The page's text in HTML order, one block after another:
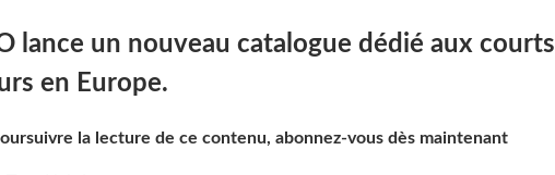
lance un nouveau catalogue dédié aux courts
en Europe.
la lecture de ce contenu, abonnez-vous dès maintenant